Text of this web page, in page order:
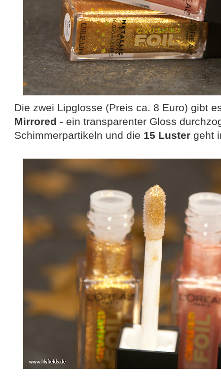
Die zwei Lipglosse (Preis ca. 8 Euro) gibt
Mirrored - ein transparenter Gloss
Schimmerpartikeln und die 15 Luster geht